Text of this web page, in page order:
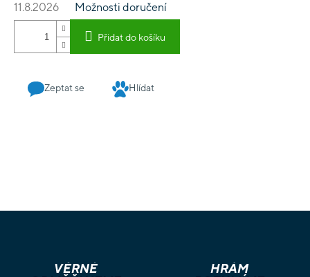
11.8.2026 Možnosti doručení
Přidat do košíku
Zeptat se Hlídat
VĚRNÉ
HRÁM